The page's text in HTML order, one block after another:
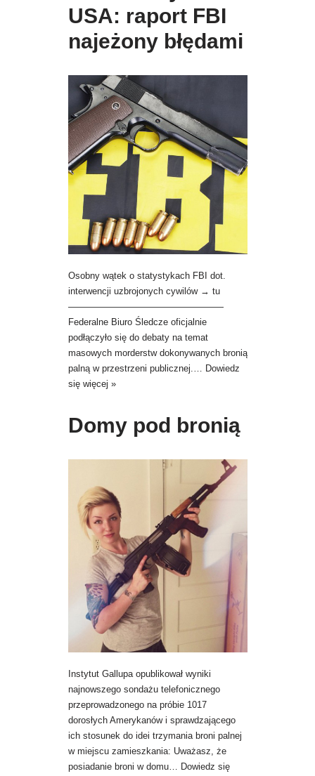
USA: raport FBI
najeżony błędami
Osobny wątek o statystykach FBI dot.
interwencji uzbrojonych cywilów → tu
—————————————————
Federalne Biuro Śledcze oficjalnie
podłączyło się do debaty na temat
masowych morderstw dokonywanych bronią
palną w przestrzeni publicznej.…
Dowiedz
się więcej »
Domy pod bronią
Instytut Gallupa opublikował wyniki
najnowszego sondażu telefonicznego
przeprowadzonego na próbie 1017
dorosłych Amerykanów i sprawdzającego
ich stosunek do idei trzymania broni palnej
w miejscu zamieszkania: Uważasz, że
posiadanie broni w domu…
Dowiedz się